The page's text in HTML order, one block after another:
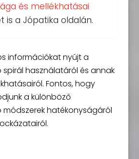
és mellékhatásai
is a Jópatika oldalán.
információkat nyújt a
használatáról és annak
Fontos, hogy
a különböző
hatékonyságáról